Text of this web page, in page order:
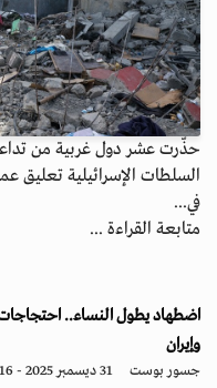
حذّرت عشر دول غربية من
السلطات الإسرائيلية تعليق
في...
متابعة القراءة ...
اضطهاد يطول النساء.. احتجاجات
وإيران
جسور بوست 31 ديسمبر 2025 - 17:16